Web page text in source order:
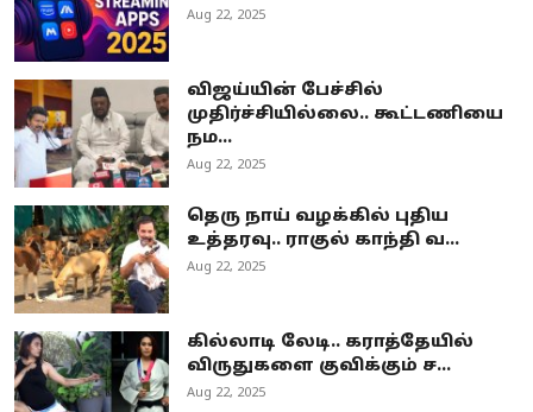
Aug 22, 2025
விஜய்யின் பேச்சில்
முதிர்ச்சியில்லை.. கூட்டணியை
நம...
Aug 22, 2025
தெரு நாய் வழக்கில் புதிய
உத்தரவு.. ராகுல் காந்தி வ...
Aug 22, 2025
கில்லாடி லேடி.. கராத்தேயில்
விருதுகளை குவிக்கும் ச...
Aug 22, 2025